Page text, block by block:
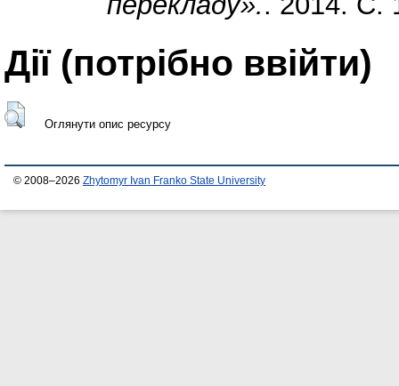
Дії ​​(потрібно ввійти)
Оглянути опис ресурсу
© 2008–2026 Zhytomyr Ivan Franko State University